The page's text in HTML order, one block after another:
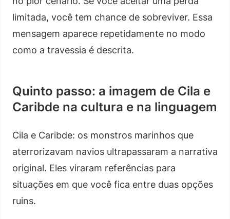
limitada, você tem chance de sobreviver. Essa
mensagem aparece repetidamente no modo
como a travessia é descrita.
Quinto passo: a imagem de Cila e
Caribde na cultura e na linguagem
Cila e Caribde: os monstros marinhos que
aterrorizavam navios ultrapassaram a narrativa
original. Eles viraram referências para
situações em que você fica entre duas opções
ruins.